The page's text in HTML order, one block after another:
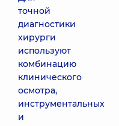
точной
диагностики
хирурги
используют
комбинацию
клинического
осмотра,
инструментальных
и